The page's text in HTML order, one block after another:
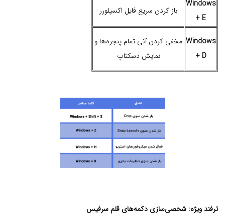
Windows
+ E
باز کردن سریع فایل اکسپلورر
Windows
+ D
مخفی کردن آنی تمام پنجره‌ها و
نمایش دسکتاپ
ترفند ویژه: شخصی‌سازی دکمه‌های قلم سرفیس